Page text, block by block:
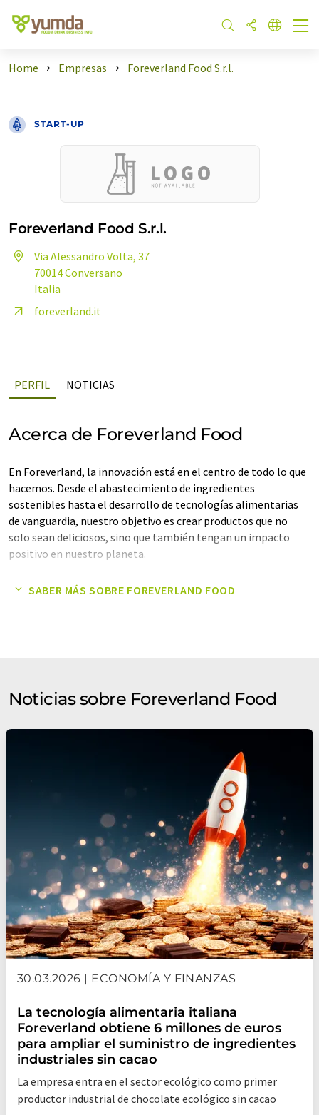
Home Empresas Foreverland Food S.r.l.
START-UP
Foreverland Food S.r.l.
Via Alessandro Volta, 37
70014 Conversano
Italia
foreverland.it
PERFIL NOTICIAS
Acerca de Foreverland Food
En Foreverland, la innovación está en el centro de todo lo que
hacemos. Desde el abastecimiento de ingredientes
sostenibles hasta el desarrollo de tecnologías alimentarias
de vanguardia, nuestro objetivo es crear productos que no
solo sean deliciosos, sino que también tengan un impacto
positivo en nuestro planeta.
Nota: Este artículo ha sido traducido utilizando un sistema
SABER MÁS SOBRE FOREVERLAND FOOD
Noticias sobre Foreverland Food
30.03.2026 | ECONOMÍA Y FINANZAS
La tecnología alimentaria italiana
Foreverland obtiene 6 millones de euros
para ampliar el suministro de ingredientes
industriales sin cacao
La empresa entra en el sector ecológico como primer
productor industrial de chocolate ecológico sin cacao